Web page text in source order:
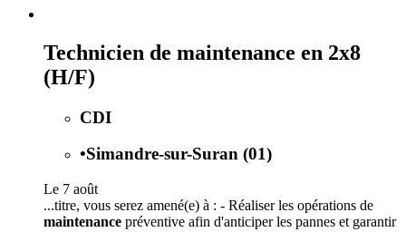
Technicien de maintenance en 2x8
(H/F)
CDI
•Simandre-sur-Suran (01)
Le 7 août
...titre, vous serez amené(e) à : - Réaliser les opérations de
maintenance préventive afin d'anticiper les pannes et garantir